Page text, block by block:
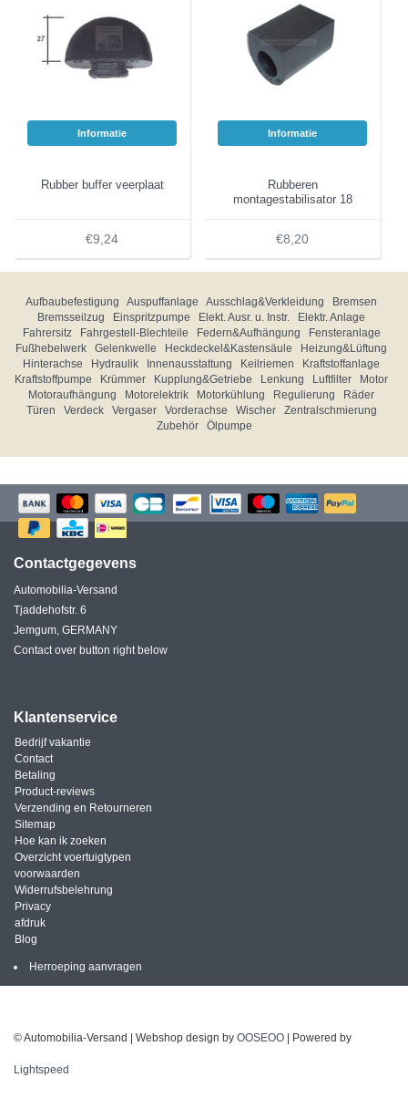
Informatie
Rubber buffer veerplaat
€9,24
Informatie
Rubberen
montagestabilisator 18
€8,20
Aufbaubefestigung Auspuffanlage Ausschlag&Verkleidung
Bremsen
Bremsseilzug
Einspritzpumpe Elekt. Ausr. u. Instr.
Elektr. Anlage
Fahrersitz
Fahrgestell-Blechteile Federn&Aufhängung
Fensteranlage
Fußhebelwerk
Gelenkwelle Heckdeckel&Kastensäule
Heizung&Lüftung
Hinterachse
Hydraulik Innenausstattung Keilriemen
Kraftstoffanlage
Kraftstoffpumpe
Krümmer Kupplung&Getriebe Lenkung Luftfilter
Motor
Motoraufhängung
Motorelektrik Motorkühlung Regulierung
Räder
Türen
Verdeck Vergaser Vorderachse Wischer
Zentralschmierung
Zubehör
Ölpumpe
Contactgegevens
Automobilia-Versand
Tjaddehofstr. 6
Jemgum, GERMANY
Contact over button right below
Klantenservice
Bedrijf vakantie
Contact
Betaling
Product-reviews
Verzending en Retourneren
Sitemap
Hoe kan ik zoeken
Overzicht voertuigtypen
voorwaarden
Widerrufsbelehrung
Privacy
afdruk
Blog
Herroeping aanvragen
© Automobilia-Versand | Webshop design by OOSEOO | Powered by
Lightspeed